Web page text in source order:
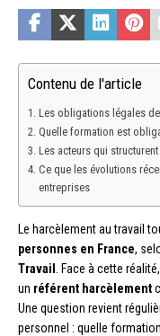
Contenu de l'article
Les obligations légales
Quelle formation est
Les acteurs qui
Ce que les évolutions
entreprises
Le harcèlement au travail
personnes en France,
Travail . Face à cette
un référent harcèlement
Une question revient
personnel : quelle